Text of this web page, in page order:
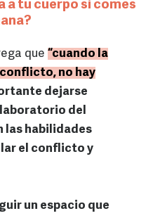
a tu cuerpo si comes
que “cuando la
no hay
dejarse
laboratorio del
las habilidades
el conflicto y
un espacio que